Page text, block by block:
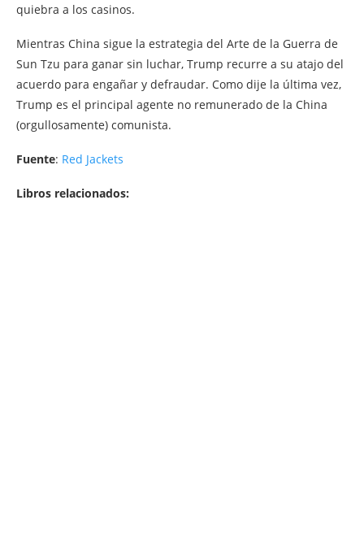
quiebra a los casinos.
Mientras China sigue la estrategia del Arte de la Guerra de
Sun Tzu para ganar sin luchar, Trump recurre a su atajo del
acuerdo para engañar y defraudar. Como dije la última vez,
Trump es el principal agente no remunerado de la China
(orgullosamente) comunista.
Fuente: Red Jackets
Libros relacionados: